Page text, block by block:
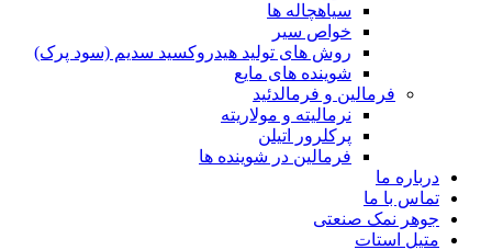
سیاهچاله ها
خواص سیر
روش های تولید هیدروکسید سدیم (سود پرک)
شوینده های مایع
فرمالین و فرمالدئید
نرمالیته و مولاریته
پرکلرور اتیلن
فرمالین در شوینده ها
درباره ما
تماس با ما
جوهر نمک صنعتی
متیل استات